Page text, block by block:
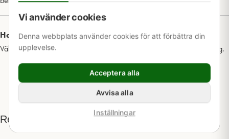
Vi använder cookies
Denna webbplats använder cookies för att förbättra din
upplevelse.
Acceptera alla
Avvisa alla
Inställningar
Har du frågor om den här produkten?
Välkommen attkontakta oss för mer information och teknisk rådgivning.
Relaterade produkter